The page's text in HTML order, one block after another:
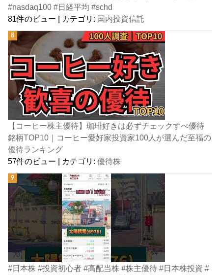
#nasdaq100 #日経平均 #schd
81件のビュー | カテゴリ: 国内投資信託
【コーヒー株主優待】珈琲好きは必ずチェックすべ優待
銘柄TOP10｜コーヒー愛好家投資家100人が選んだ至福の
優待ランキング
57件のビュー | カテゴリ:優待株
#日本株 #投資初心者 #高配当株 #株主優待 #日本株投資 #